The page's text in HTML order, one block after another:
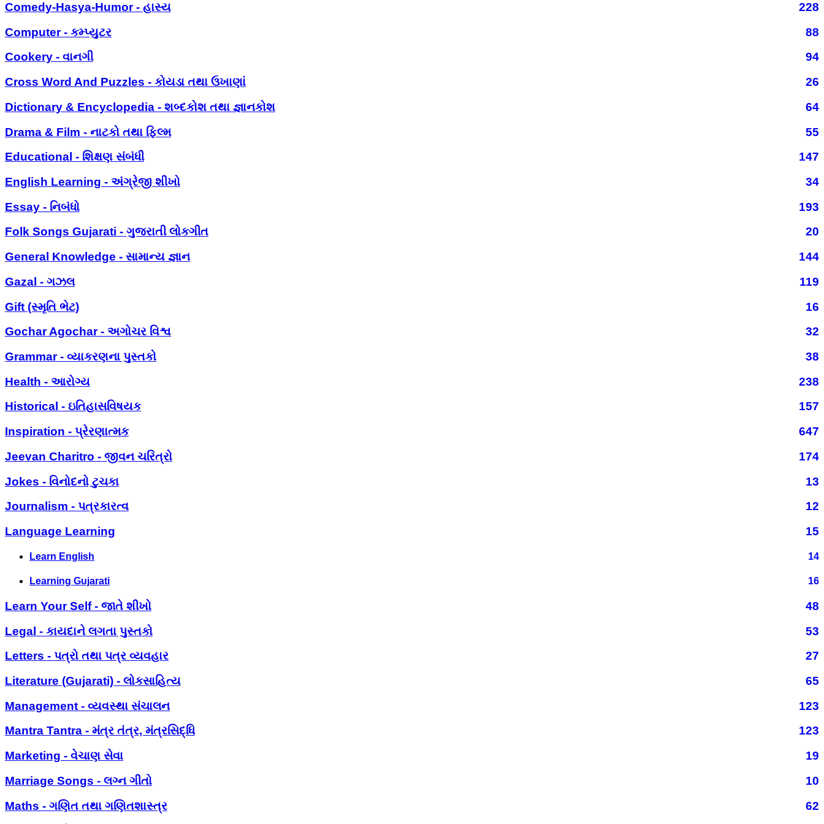
Comedy-Hasya-Humor - હાસ્ય
228
Computer - કમ્પ્યુટર
88
Cookery - વાનગી
94
Cross Word And Puzzles - કોયડા તથા ઉખાણાં
26
Dictionary & Encyclopedia - શબ્દકોશ તથા જ્ઞાનકોશ
64
Drama & Film - નાટકો તથા ફિલ્મ
55
Educational - શિક્ષણ સંબંધી
147
English Learning - અંગ્રેજી શીખો
34
Essay - નિબંધો
193
Folk Songs Gujarati - ગુજરાતી લોકગીત
20
General Knowledge - સામાન્ય જ્ઞાન
144
Gazal - ગઝલ
119
Gift (સ્મૃતિ ભેટ)
16
Gochar Agochar - અગોચર વિશ્વ
32
Grammar - વ્યાકરણના પુસ્તકો
38
Health - આરોગ્ય
238
Historical - ઇતિહાસવિષયક
157
Inspiration - પ્રેરણાત્મક
647
Jeevan Charitro - જીવન ચરિત્રો
174
Jokes - વિનોદનો ટુચકા
13
Journalism - પત્રકારત્વ
12
Language Learning
15
Learn English 14
Learning Gujarati 16
Learn Your Self - જાતે શીખો
48
Legal - કાયદાને લગતા પુસ્તકો
53
Letters - પત્રો તથા પત્ર વ્યવહાર
27
Literature (Gujarati) - લોકસાહિત્ય
65
Management - વ્યવસ્થા સંચાલન
123
Mantra Tantra - મંત્ર તંત્ર, મંત્રસિદ્ધિ
123
Marketing - વેચાણ સેવા
19
Marriage Songs - લગ્ન ગીતો
10
Maths - ગણિત તથા ગણિતશાસ્ત્ર
62